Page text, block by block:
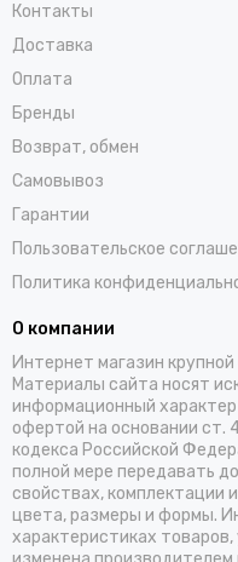
Контакты
Доставка
Оплата
Бренды
Возврат, обмен
Самовывоз
Гарантии
Пользовательское
Политика
О компании
Интернет магазин
Материалы сайта носят
информационный характер
офертой на основании ст.
кодекса Российской
полной мере передавать
свойствах, комплектации
цвета, размеры и формы.
характеристиках